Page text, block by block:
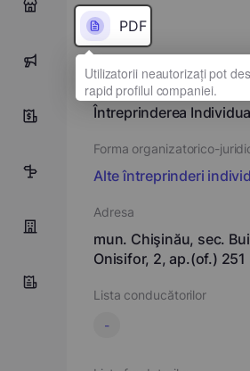
0
5
PDF
Denumirea completă
Întreprinderea
Forma organizatorico-
Alte întreprinderi
Adresa
mun. Chişinău, sec.
Onisifor, 2, ap.(of.) 251
Lista conducătorilor
-